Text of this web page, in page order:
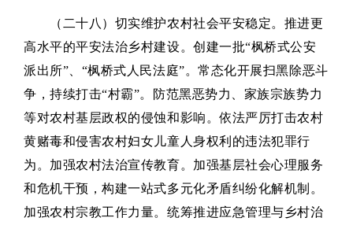
（二十八）切实维护农村社会平安稳定。推进更
高水平的平安法治乡村建设。创建一批“枫桥式公安
派出所”、“枫桥式人民法庭”。常态化开展扫黑除恶斗
争，持续打击“村霸”。防范黑恶势力、家族宗族势力
等对农村基层政权的侵蚀和影响。依法严厉打击农村
黄赌毒和侵害农村妇女儿童人身权利的违法犯罪行
为。加强农村法治宣传教育。加强基层社会心理服务
和危机干预，构建一站式多元化矛盾纠纷化解机制。
加强农村宗教工作力量。统筹推进应急管理与乡村治